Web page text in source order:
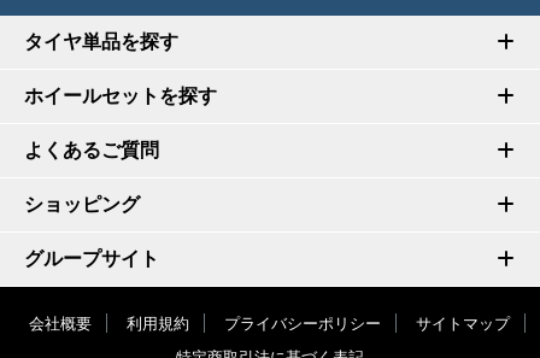
タイヤ単品を探す
ホイールセットを探す
よくあるご質問
ショッピング
グループサイト
会社概要 利用規約 プライバシーポリシー
サイトマップ